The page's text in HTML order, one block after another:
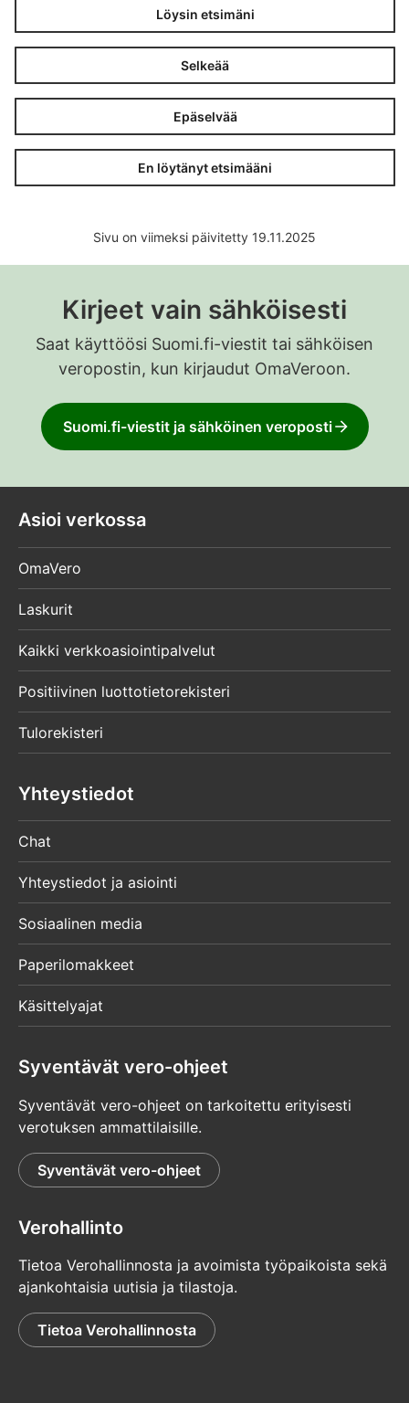
Löysin etsimäni
Selkeää
Epäselvää
En löytänyt etsimääni
Sivu on viimeksi päivitetty 19.11.2025
Kirjeet vain sähköisesti
Saat käyttöösi Suomi.fi-viestit tai sähköisen
veropostin, kun kirjaudut OmaVeroon.
Suomi.fi-viestit ja sähköinen veroposti
Asioi verkossa
OmaVero
Laskurit
Kaikki verkkoasiointipalvelut
Positiivinen luottotietorekisteri
Tulorekisteri
Yhteystiedot
Chat
Yhteystiedot ja asiointi
Sosiaalinen media
Paperilomakkeet
Käsittelyajat
Syventävät vero-ohjeet
Syventävät vero-ohjeet on tarkoitettu erityisesti
verotuksen ammattilaisille.
Syventävät vero-ohjeet
Verohallinto
Tietoa Verohallinnosta ja avoimista työpaikoista sekä
ajankohtaisia uutisia ja tilastoja.
Tietoa Verohallinnosta